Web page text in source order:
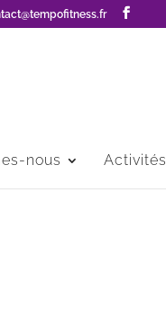
nous Activités